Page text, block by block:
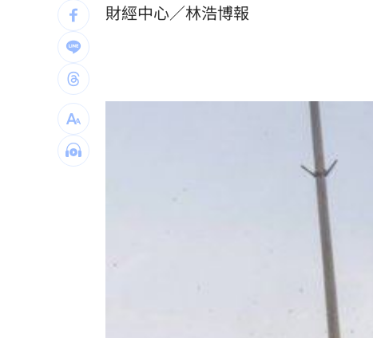
獨／擁上千萬資產 70歲大咖男星公布遺
休旅車65萬有找 還標配通風座椅
白海豚最新各國路徑曝 從這登陸直衝中國
家族沒人活過50歲 蔣友柏駁鉅額家產傳聞
以前沒EZWAY沒報關也買到？他：那叫走私
駐英代表處99Ｋ徵才 工作內容曝網酸爆
漢光首日出包！主戰車噴裝…居民撿到零件
財經中心／林浩博報